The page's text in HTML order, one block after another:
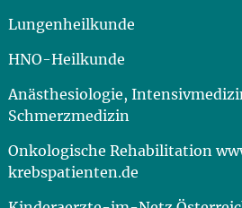
Lungenheilkunde
HNO-Heilkunde
Anästhesiologie,
Schmerzmedizin
Onkologische Rehabilitation
krebspatienten.de